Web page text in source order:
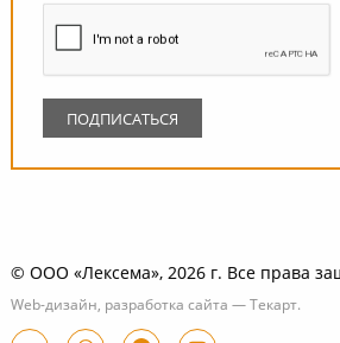
© ООО «Лексема», 2026 г. Все права
Web-дизайн, разработка сайта — Текарт.